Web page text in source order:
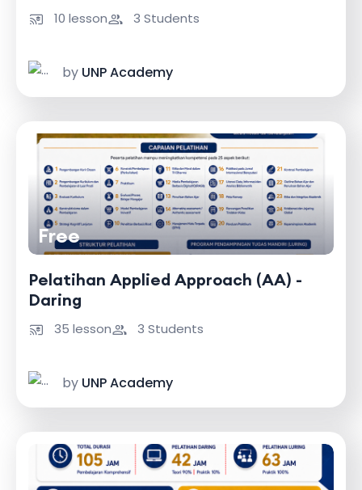
10 lesson 3 Students
by UNP Academy
Free
Pelatihan Applied Approach (AA) -
Daring
35 lesson 3 Students
by UNP Academy